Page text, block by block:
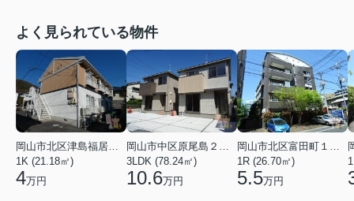
よく見られている物件
岡山市北区津島福居１丁目
1K (21.18㎡)
4万円
岡山市中区原尾島２丁目
3LDK (78.24㎡)
10.6万円
岡山市北区富田町１丁目
1R (26.70㎡)
5.5万円